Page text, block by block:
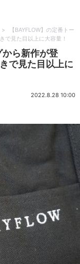
>
【BAYFLOW】の定番トー
で見た目以上に大容量！
から新作が登
で見た目以上に
2022.8.28 10:00